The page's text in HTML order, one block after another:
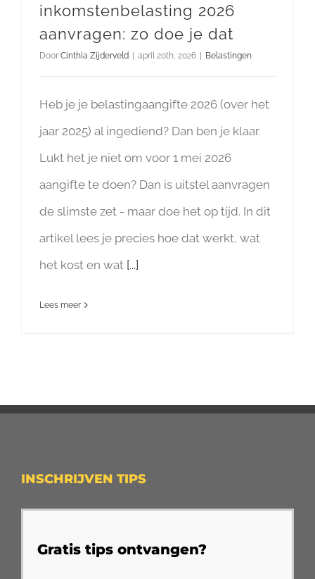
inkomstenbelasting 2026
aanvragen: zo doe je dat
Door Cinthia Zijderveld | april 20th, 2026 | Belastingen
Heb je je belastingaangifte 2026 (over het
jaar 2025) al ingediend? Dan ben je klaar.
Lukt het je niet om voor 1 mei 2026
aangifte te doen? Dan is uitstel aanvragen
de slimste zet - maar doe het op tijd. In dit
artikel lees je precies hoe dat werkt, wat
het kost en wat [...]
Lees meer
INSCHRIJVEN TIPS
Gratis tips ontvangen?